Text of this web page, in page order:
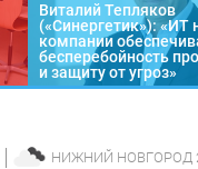
Виталий Тепляков
(«Синергетик»): «ИТ
компании
бесперебойность
и защиту от угроз»
НИЖНИЙ НОВГОРОД